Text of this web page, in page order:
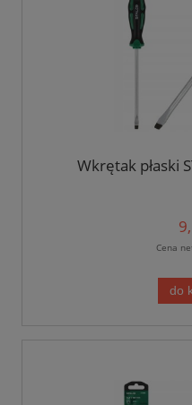
Wkrętak płaski
Cena
do